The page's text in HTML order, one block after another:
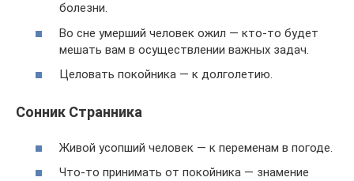
болезни.
Во сне умерший человек ожил — кто-то будет
мешать вам в осуществлении важных задач.
Целовать покойника — к долголетию.
Сонник Странника
Живой усопший человек — к переменам в погоде.
Что-то принимать от покойника — знамение